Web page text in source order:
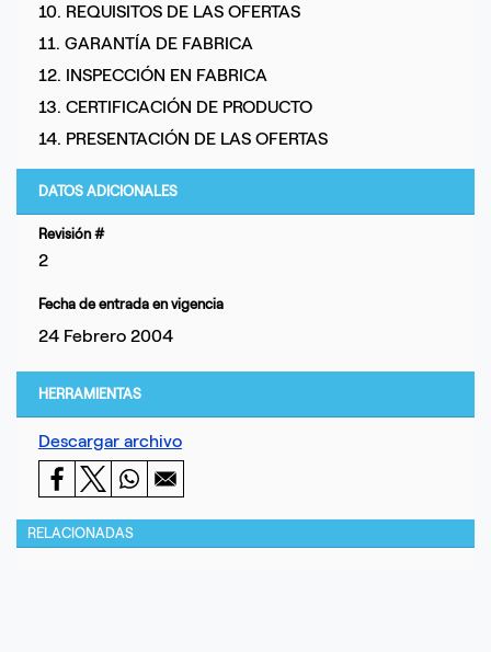
10. REQUISITOS DE LAS OFERTAS
11. GARANTÍA DE FABRICA
12. INSPECCIÓN EN FABRICA
13. CERTIFICACIÓN DE PRODUCTO
14. PRESENTACIÓN DE LAS OFERTAS
DATOS ADICIONALES
Revisión #
2
Fecha de entrada en vigencia
24 Febrero 2004
HERRAMIENTAS
Descargar archivo
RELACIONADAS